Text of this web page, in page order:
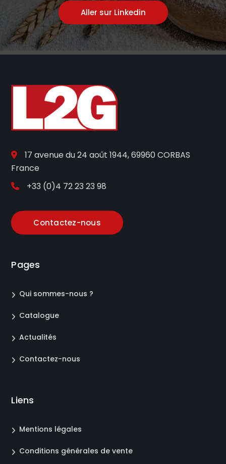
Aller sur Linkedin
17 avenue du 24 août 1944, 69960 CORBAS
France
+33 (0)4 72 23 23 98
Contactez-nous
Pages
Qui sommes-nous ?
Catalogue
Actualités
Contactez-nous
Liens
Mentions légales
Conditions générales de vente